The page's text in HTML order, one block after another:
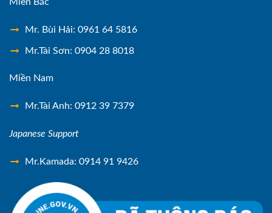
Mr. Bùi Hải: 0961 64 5816
Mr.Tài Sơn: 0904 28 8018
Miền Nam
Mr.Tài Anh: 0912 39 7379
Japanese Support
Mr.Kamada: 0914 91 9426